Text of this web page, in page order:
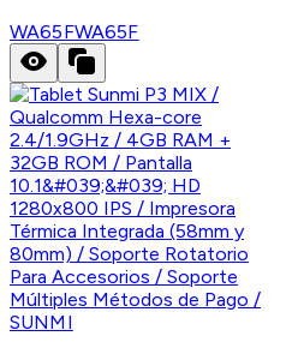
WA65FWA65F
SUNMI